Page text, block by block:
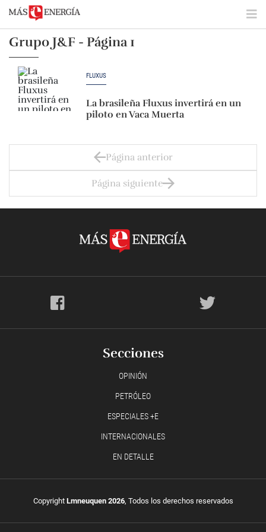
Grupo J&F - Página 1
FLUXUS
La brasileña Fluxus invertirá en un
piloto en Vaca Muerta
Página anterior
Página siguiente
Secciones
OPINIÓN
PETRÓLEO
ESPECIALES +E
INTERNACIONALES
EN DETALLE
Copyright Lmneuquen 2026, Todos los derechos reservados